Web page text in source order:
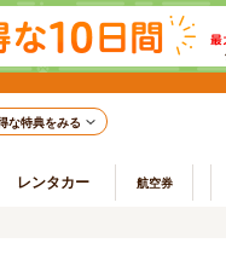
な特典をみる
レンタカー 航空券